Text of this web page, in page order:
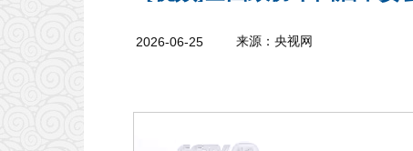
2026-06-25 来源： 央视网